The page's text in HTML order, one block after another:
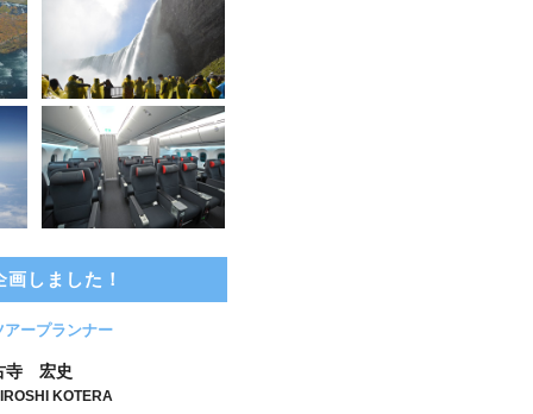
画しました！
アープランナー
寺 宏史
KOTERA